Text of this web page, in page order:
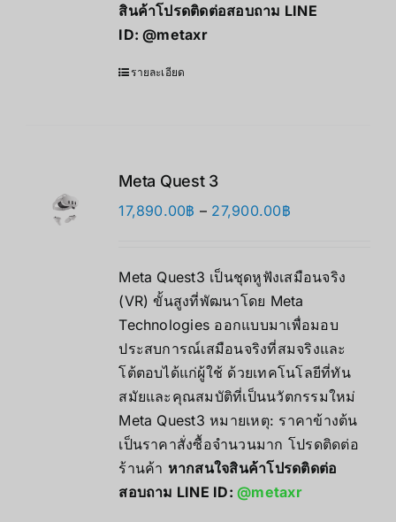
สินค้าโปรดติดต่อสอบถาม LINE
ID:@metaxr
รายละเอียด
Meta Quest 3
17,890.00฿ – 27,900.00฿Price
through
27,900.00฿
Meta Quest3 เป็นชุดหูฟังเสมือนจริง
(VR) ขั้นสูงที่พัฒนาโดย Meta
Technologies ออกแบบมาเพื่อมอบ
ประสบการณ์เสมือนจริงที่สมจริงและ
โต้ตอบได้แก่ผู้ใช้ ด้วยเทคโนโลยีที่ทัน
สมัยและคุณสมบัติที่เป็นนวัตกรรมใหม่
Meta Quest3 หมายเหตุ: ราคาข้างต้น
เป็นราคาสั่งซื้อจำนวนมาก โปรดติดต่อ
ร้านค้า หากสนใจสินค้าโปรดติดต่อ
สอบถาม LINE ID:@metaxr